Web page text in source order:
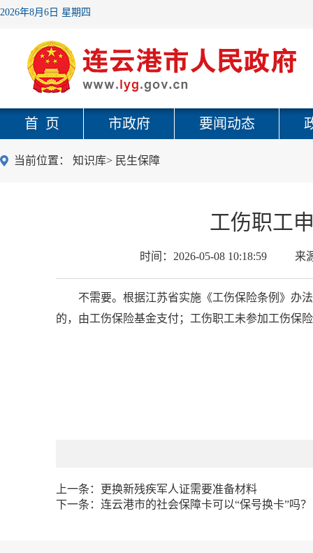
2026年8月6日 星期四
首 页 市政府 要闻动态
当前位置： 知识库> 民生保障
工伤职工
时间： 2026-05-08 10:18:59 来
不需要。根据江苏省实施《工伤保险条例》办
的，由工伤保险基金支付；工伤职工未参加工伤保
上一条：
更换新残疾军人证需要准备材料
下一条： 连云港市的社会保障卡可以“保号换卡”吗？